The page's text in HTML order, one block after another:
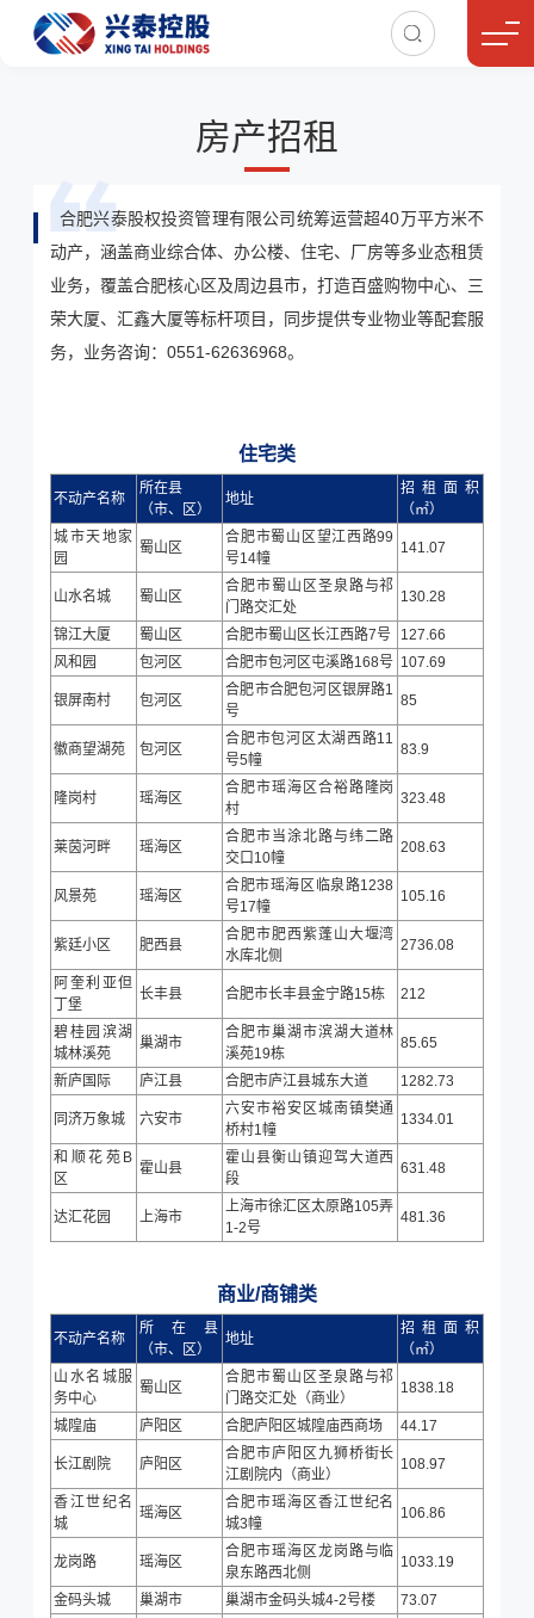
房产招租
合肥兴泰股权投资管理有限公司统筹运营超40万平方米不
动产，涵盖商业综合体、办公楼、住宅、厂房等多业态租赁
业务，覆盖合肥核心区及周边县市，打造百盛购物中心、三
荣大厦、汇鑫大厦等标杆项目，同步提供专业物业等配套服
务，业务咨询：0551-62636968。
住宅类
不动产名称
所在县
（市、区）
地址
招租面积
（㎡）
城市天地家
园
蜀山区
合肥市蜀山区望江西路99
号14幢
141.07
山水名城 蜀山区
合肥市蜀山区圣泉路与祁
门路交汇处
130.28
锦江大厦 蜀山区 合肥市蜀山区长江西路7号
127.66
风和园
包河区 合肥市包河区屯溪路168号 107.69
银屏南村 包河区
合肥市合肥包河区银屏路1
号
85
徽商望湖苑 包河区
合肥市包河区太湖西路11
号5幢
83.9
隆岗村 瑶海区
合肥市瑶海区合裕路隆岗
村
323.48
莱茵河畔 瑶海区
合肥市当涂北路与纬二路
交口10幢
208.63
风景苑 瑶海区
合肥市瑶海区临泉路1238
号17幢
105.16
紫廷小区 肥西县
合肥市肥西紫蓬山大堰湾
水库北侧
2736.08
阿奎利亚但
丁堡
长丰县 合肥市长丰县金宁路15栋 212
碧桂园滨湖
城林溪苑
巢湖市
合肥市巢湖市滨湖大道林
溪苑19栋
85.65
新庐国际 庐江县 合肥市庐江县城东大道 1282.73
同济万象城 六安市
六安市裕安区城南镇樊通
桥村1幢
1334.01
和顺花苑B
区
霍山县
霍山县衡山镇迎驾大道西
段
631.48
达汇花园 上海市
上海市徐汇区太原路105弄
1-2号
481.36
商业/商铺类
不动产名称
所在县
（市、区）
地址
招租面积
（㎡）
山水名城服
务中心
蜀山区
合肥市蜀山区圣泉路与祁
门路交汇处（商业）
1838.18
城隍庙 庐阳区 合肥庐阳区城隍庙西商场 44.17
长江剧院 庐阳区
合肥市庐阳区九狮桥街长
江剧院内（商业）
108.97
香江世纪名
城
瑶海区
合肥市瑶海区香江世纪名
城3幢
106.86
龙岗路 瑶海区
合肥市瑶海区龙岗路与临
泉东路西北侧
1033.19
金码头城 巢湖市 巢湖市金码头城4-2号楼
73.07